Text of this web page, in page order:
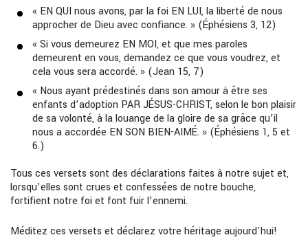
« EN QUI nous avons, par la foi EN LUI, la liberté de nous
approcher de Dieu avec confiance. » (Éphésiens 3, 12)
« Si vous demeurez EN MOI, et que mes paroles
demeurent en vous, demandez ce que vous voudrez, et
cela vous sera accordé. » (Jean 15, 7)
« Nous ayant prédestinés dans son amour à être ses
enfants d’adoption PAR JÉSUS-CHRIST, selon le bon plaisir
de sa volonté, à la louange de la gloire de sa grâce qu’il
nous a accordée EN SON BIEN-AIMÉ. » (Éphésiens 1, 5 et
6.)
Tous ces versets sont des déclarations faites à notre sujet et,
lorsqu’elles sont crues et confessées de notre bouche,
fortifient notre foi et font fuir l’ennemi.
Méditez ces versets et déclarez votre héritage aujourd’hui!